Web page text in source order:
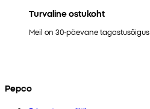
Turvaline ostukoht
Meil on 30-päevane tagastusõigus
Pepco